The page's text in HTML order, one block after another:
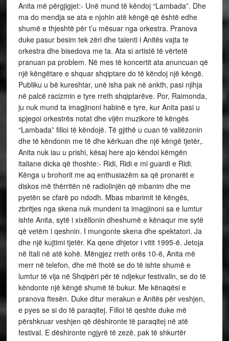
Anita më përgjigjet:- Unë mund të këndoj “Lambada”. Dhe
ma do mendja se ata e njohin atë këngë që është edhe
shumë e thjeshtë për t’u mësuar nga orkestra. Pranova
duke pasur besim tek zëri dhe talenti i Anitës vajta te
orkestra dhe bisedova me ta. Ata si artistë të vërtetë
pranuan pa problem. Në mes të koncertit ata anuncuan që
një këngëtare e shquar shqiptare do të këndoj një këngë.
Publiku u bë kureshtar, unë isha pak në ankth, pasi njihja
në palcë racizmin e tyre rreth shqiptarëve. Por, Raimonda,
ju nuk mund ta imagjinoni habinë e tyre, kur Anita pasi u
spjegoi orkestrës notat dhe vijën muzikore të këngës
“Lambada” filloi të këndojë. Të gjithë u cuan të vallëzonin
dhe të këndonin me të dhe kërkuan dhe një këngë tjetër,.
Anita nuk iau u prishi, kësaj here ajo këndoi këmgën
italiane dicka që thoshte:- Ridi, Ridi e mi guardi e Ridi.
Kënga u brohorit me aq enthusiazëm sa që pronarët e
diskos më thërritën në radiolinjën që mbanim dhe me
pyetën se cfarë po ndodh. Mbas mbarimit të këngës,
zbritjes nga skena nuk mundeni ta imagjinoni sa e lumtur
ishte Anita, sytë i xixëllonin dheshumë e kënaqur me sytë
që vetëm i qeshnin. I mungonte skena dhe spektatori. Ja
dhe një kujtimi tjetër. Ka qene dhjetor i vitit 1995-ë. Jetoja
në Itali në atë kohë. Mëngjez rreth orës 10-ë, Anita më
merr në telefon, dhe më thotë se do të ishte shumë e
lumtur të vija në Shqipëri për të ndjekur festivalin, se do të
këndonte një këngë shumë të bukur. Me kënaqësi e
pranova ftesën. Duke ditur merakun e Anitës për veshjen,
e pyes se si do të paraqitej. Filloi të qeshte duke më
përshkruar veshjen që dëshironte të paraqitej në atë
festival. E dëshironte ngjyrë të zezë, pak të shkurtër